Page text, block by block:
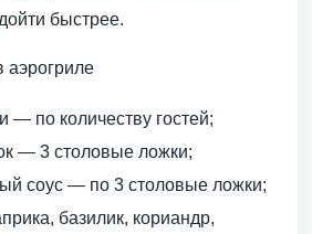
быстрее.
аэрогриле
— по количеству гостей;
— 3 столовые ложки;
соус — по 3 столовые ложки;
базилик, кориандр,